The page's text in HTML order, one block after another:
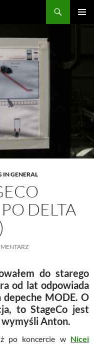
IN GENERAL
DELTA
do starego
od lat odpowiada
depeche MODE. O
to StageCo jest
wymyśli Anton.
po koncercie w Nicei